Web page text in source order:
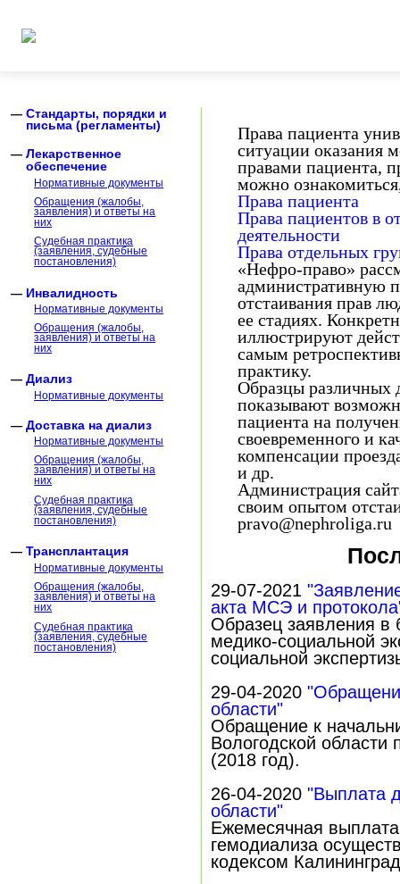
Стандарты, порядки и
письма (регламенты)
Лекарственное
обеспечение
Нормативные документы
Обращения (жалобы,
заявления) и ответы на
них
Судебная практика
(заявления, судебные
постановления)
Инвалидность
Нормативные документы
Обращения (жалобы,
заявления) и ответы на
них
Диализ
Нормативные документы
Доставка на диализ
Нормативные документы
Обращения (жалобы,
заявления) и ответы на
них
Судебная практика
(заявления, судебные
постановления)
Трансплантация
Нормативные документы
Обращения (жалобы,
заявления) и ответы на
них
Судебная практика
(заявления, судебные
постановления)
Права пациента
ситуации оказания
правами пациента,
можно
Права пациента
Права пациентов в
деятельности
Права отдельных
«Нефро-право»
административную
отстаивания прав
ее стадиях.
иллюстрируют
самым
практику.
Образцы различных
показывают
пациента на
своевременного и
компенсации
и др.
Администрация
своим опытом
pravo@nephroliga.ru
29-07-2021
акта МСЭ и
Образец заявления
медико-социальной
социальной
29-04-2020
области"
Обращение к
Вологодской области
(2018 год).
26-04-2020 "Выплата
области"
Ежемесячная
гемодиализа
кодексом